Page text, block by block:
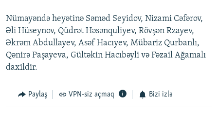
Nümayəndə heyətinə Səməd Seyidov, Nizami Cəfərov,
Əli Hüseynov, Qüdrət Həsənquliyev, Rövşən Rzayev,
Əkrəm Abdullayev, Asəf Hacıyev, Mübariz Qurbanlı,
Qənirə Paşayeva, Gültəkin Hacıbəyli və Fəzail Ağamalı
daxildir.
Paylaş VPN-siz açmaq Bizi izlə